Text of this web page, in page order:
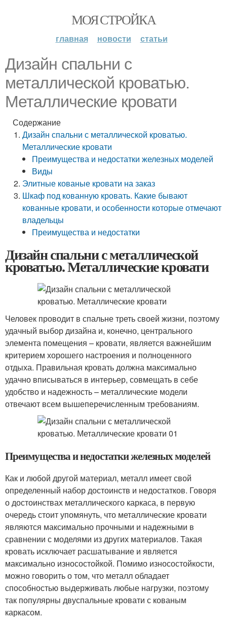
МОЯ СТРОЙКА
главная новости статьи
Дизайн спальни с
металлической кроватью.
Металлические кровати
Содержание
Дизайн спальни с металлической кроватью.
Металлические кровати
Преимущества и недостатки железных моделей
Виды
Элитные кованые кровати на заказ
Шкаф под кованную кровать. Какие бывают
кованные кровати, и особенности которые отмечают
владельцы
Преимущества и недостатки
Дизайн спальни с металлической
кроватью. Металлические кровати
Человек проводит в спальне треть своей жизни, поэтому
удачный выбор дизайна и, конечно, центрального
элемента помещения – кровати, является важнейшим
критерием хорошего настроения и полноценного
отдыха. Правильная кровать должна максимально
удачно вписываться в интерьер, совмещать в себе
удобство и надежность – металлические модели
отвечают всем вышеперечисленным требованиям.
Преимущества и недостатки железных моделей
Как и любой другой материал, металл имеет свой
определенный набор достоинств и недостатков. Говоря
о достоинствах металлического каркаса, в первую
очередь стоит упомянуть, что металлические кровати
являются максимально прочными и надежными в
сравнении с моделями из других материалов. Такая
кровать исключает расшатывание и является
максимально износостойкой. Помимо износостойкости,
можно говорить о том, что металл обладает
способностью выдерживать любые нагрузки, поэтому
так популярны двуспальные кровати с кованым
каркасом.